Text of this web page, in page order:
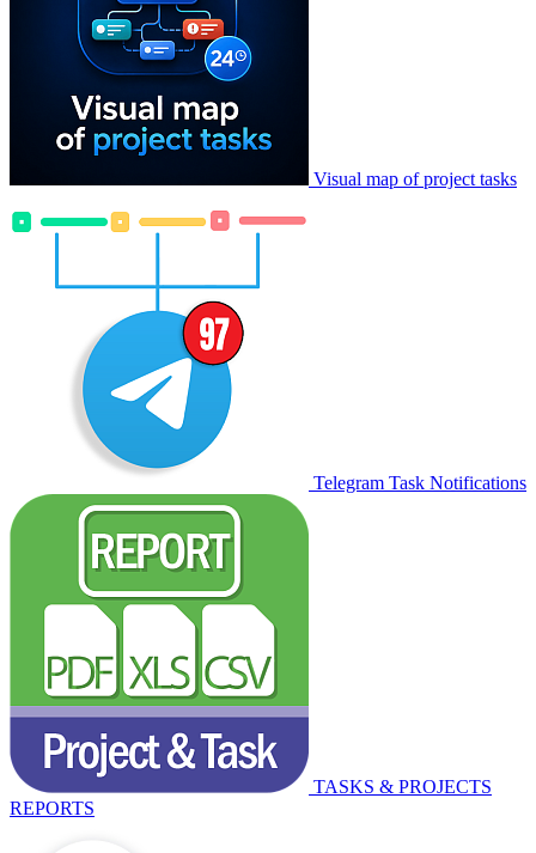
Visual map of project tasks
Telegram Task Notifications
TASKS & PROJECTS
REPORTS